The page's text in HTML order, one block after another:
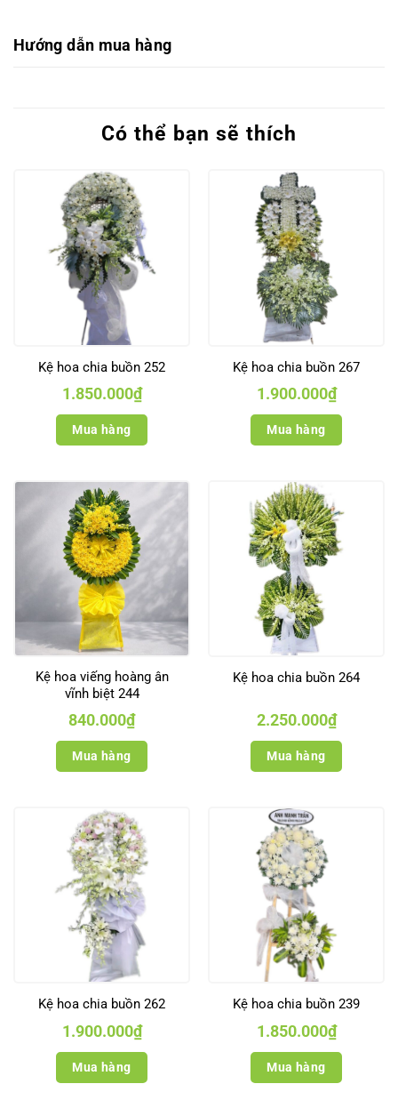
Hướng dẫn mua hàng
Có thể bạn sẽ thích
Kệ hoa chia buồn 252
1.850.000₫
Mua hàng
Kệ hoa chia buồn 267
1.900.000₫
Mua hàng
Kệ hoa viếng hoàng ân
vĩnh biệt 244
840.000₫
Mua hàng
Kệ hoa chia buồn 264
2.250.000₫
Mua hàng
Kệ hoa chia buồn 262
1.900.000₫
Mua hàng
Kệ hoa chia buồn 239
1.850.000₫
Mua hàng